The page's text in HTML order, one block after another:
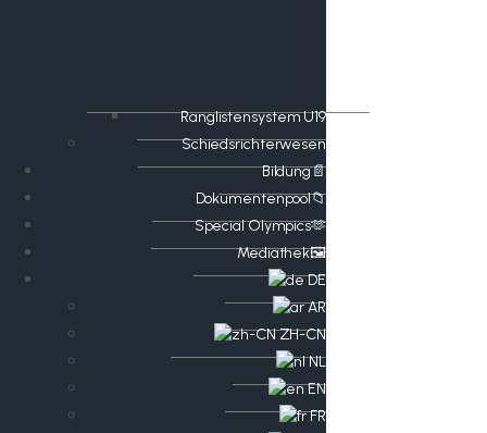
Ranglistensystem U19
Schiedsrichterwesen
Bildung📄
Dokumentenpool📁
​​Special Olympics🫶
Mediathek🖼️​
DE
AR
ZH-CN
NL
EN
FR